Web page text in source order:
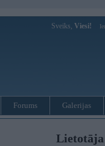
Sveiks, Viesi!
Forums Galerijas
Lietotāja